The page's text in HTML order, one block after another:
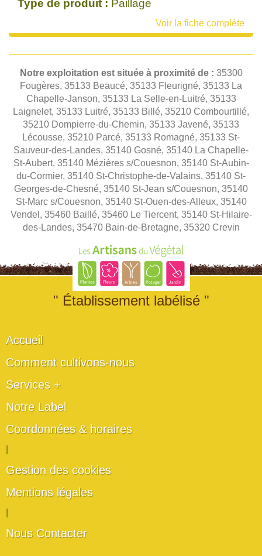
Type de produit : Paillage
Voir la fiche complète
Notre exploitation est située à proximité de : 35300
Fougères, 35133 Beaucé, 35133 Fleurigné, 35133 La
Chapelle-Janson, 35133 La Selle-en-Luitré, 35133
Laignelet, 35133 Luitré, 35133 Billé, 35210 Combourtillé,
35210 Dompierre-du-Chemin, 35133 Javené, 35133
Lécousse, 35210 Parcé, 35133 Romagné, 35133 St-
Sauveur-des-Landes, 35140 Gosné, 35140 La Chapelle-
St-Aubert, 35140 Mézières s/Couesnon, 35140 St-Aubin-
du-Cormier, 35140 St-Christophe-de-Valains, 35140 St-
Georges-de-Chesné, 35140 St-Jean s/Couesnon, 35140
St-Marc s/Couesnon, 35140 St-Ouen-des-Alleux, 35140
Vendel, 35460 Baillé, 35460 Le Tiercent, 35140 St-Hilaire-
des-Landes, 35470 Bain-de-Bretagne, 35320 Crevin
" Établissement labélisé "
Accueil
Comment cultivons-nous
Services +
Notre Label
Coordonnées & horaires
Gestion des cookies
Mentions légales
Nous Contacter